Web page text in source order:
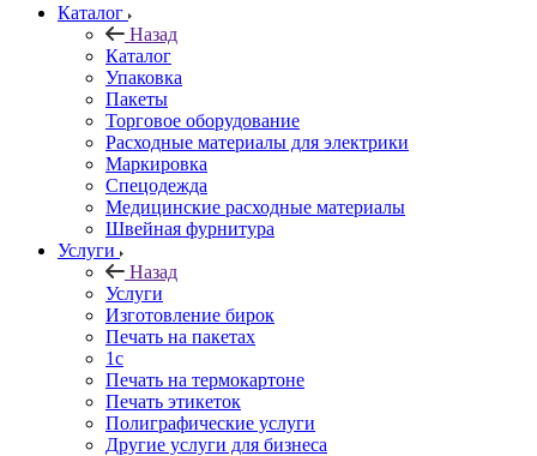
Каталог
Назад
Каталог
Упаковка
Пакеты
Торговое оборудование
Расходные материалы для электрики
Маркировка
Спецодежда
Медицинские расходные материалы
Швейная фурнитура
Услуги
Назад
Услуги
Изготовление бирок
Печать на пакетах
1c
Печать на термокартоне
Печать этикеток
Полиграфические услуги
Другие услуги для бизнеса